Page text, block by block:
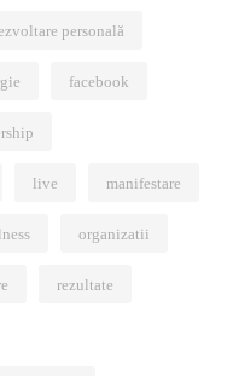
personală
facebook
live manifestare
organizatii
rezultate